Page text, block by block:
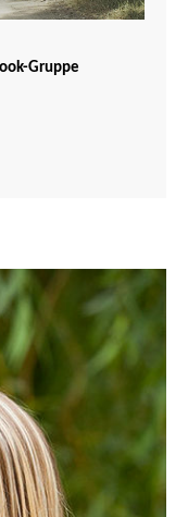
Gruppe